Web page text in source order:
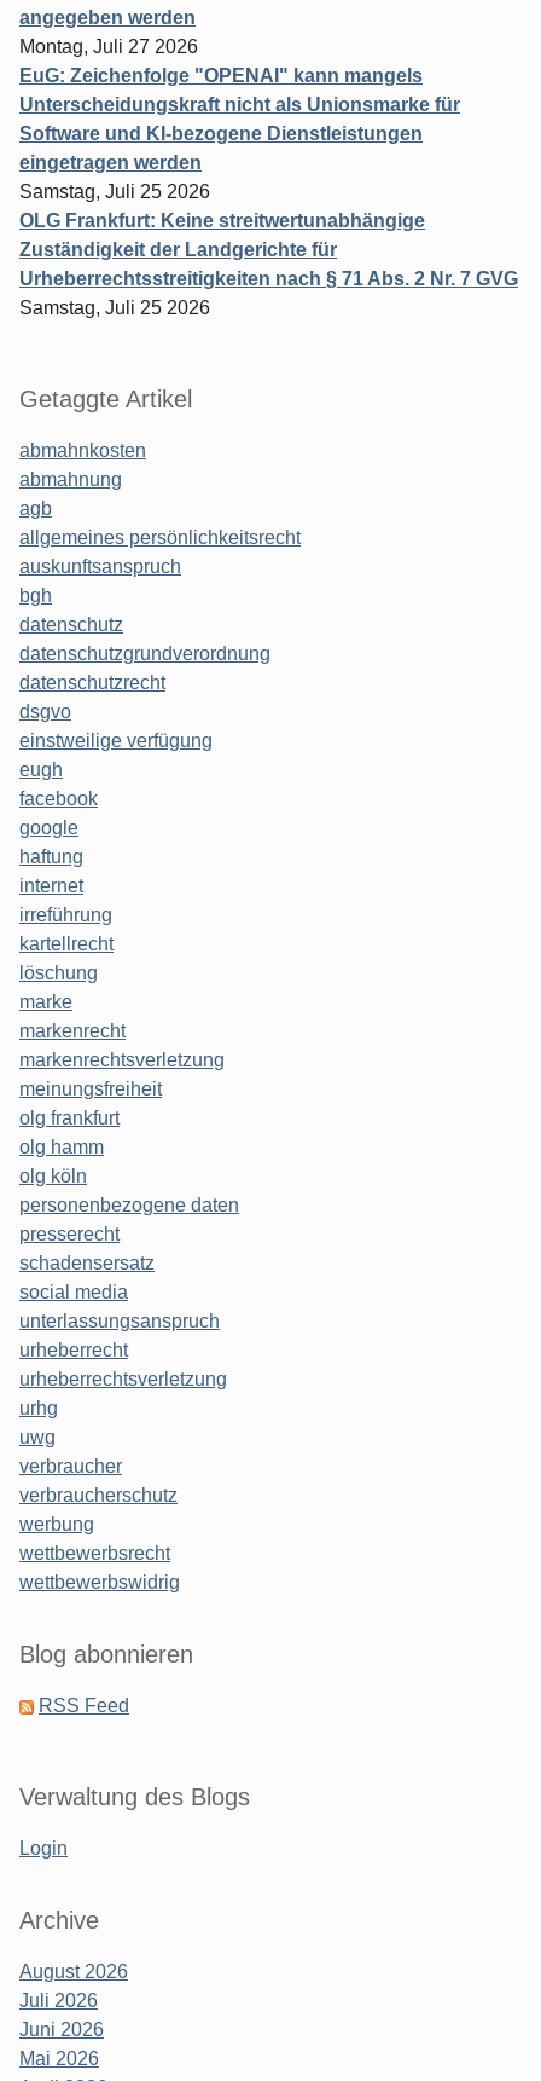
angegeben werden
Montag, Juli 27 2026
EuG: Zeichenfolge "OPENAI" kann mangels
Unterscheidungskraft nicht als Unionsmarke für
Software und KI-bezogene Dienstleistungen
eingetragen werden
Samstag, Juli 25 2026
OLG Frankfurt: Keine streitwertunabhängige
Zuständigkeit der Landgerichte für
Urheberrechtsstreitigkeiten nach § 71 Abs. 2 Nr. 7 GVG
Samstag, Juli 25 2026
Getaggte Artikel
abmahnkosten
abmahnung
agb
allgemeines persönlichkeitsrecht
auskunftsanspruch
bgh
datenschutz
datenschutzgrundverordnung
datenschutzrecht
dsgvo
einstweilige verfügung
eugh
facebook
google
haftung
internet
irreführung
kartellrecht
löschung
marke
markenrecht
markenrechtsverletzung
meinungsfreiheit
olg frankfurt
olg hamm
olg köln
personenbezogene daten
presserecht
schadensersatz
social media
unterlassungsanspruch
urheberrecht
urheberrechtsverletzung
urhg
uwg
verbraucher
verbraucherschutz
werbung
wettbewerbsrecht
wettbewerbswidrig
Blog abonnieren
RSS Feed
Verwaltung des Blogs
Login
Archive
August 2026
Juli 2026
Juni 2026
Mai 2026